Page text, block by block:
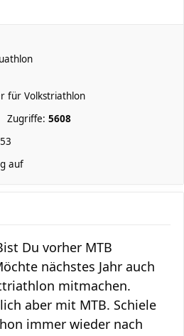
für Volkstriathlon
Zugriffe: 5608
auf
Du vorher MTB
nächstes Jahr auch
mitmachen.
aber mit MTB. Schiele
immer wieder nach